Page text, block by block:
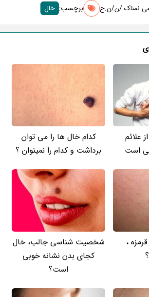
نمناک /ن/ن.ح برچسب‌: خال
علائم
است
کدام خال ها را می توان
برداشت و کدام را نمیتوان ؟
،
شخصیت شناسی جالب، خال
کجای بدن نشانه خوبی
است؟